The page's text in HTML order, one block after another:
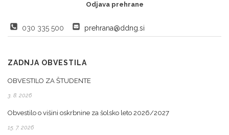
Odjava prehrane
030 335 500 prehrana@ddng.si
ZADNJA OBVESTILA
OBVESTILO ZA ŠTUDENTE
3. 8. 2026
Obvestilo o višini oskrbnine za šolsko leto 2026/2027
15. 7. 2026